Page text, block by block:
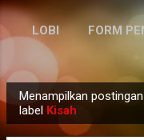
LOBI FORM
P
o
Menampilkan
label Kisah